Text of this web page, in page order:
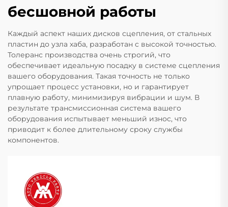
бесшовной работы
Каждый аспект наших дисков сцепления, от стальных
пластин до узла хаба, разработан с высокой точностью.
Толеранс производства очень строгий, что
обеспечивает идеальную посадку в системе сцепления
вашего оборудования. Такая точность не только
упрощает процесс установки, но и гарантирует
плавную работу, минимизируя вибрации и шум. В
результате трансмиссионная система вашего
оборудования испытывает меньший износ, что
приводит к более длительному сроку службы
компонентов.